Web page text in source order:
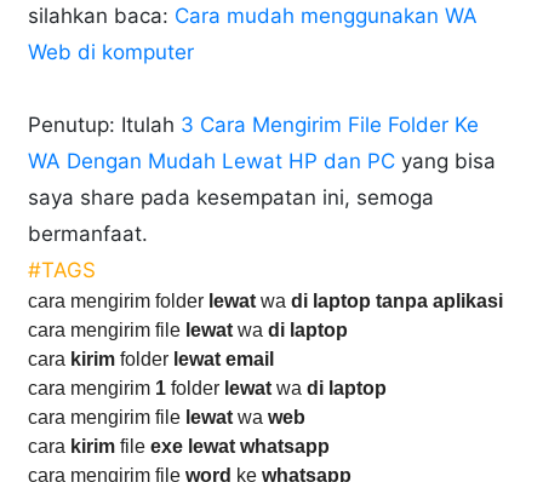
silahkan baca: Cara mudah menggunakan WA
Web di komputer
Penutup: Itulah 3 Cara Mengirim File Folder Ke
WA Dengan Mudah Lewat HP dan PC yang bisa
saya share pada kesempatan ini, semoga
bermanfaat.
#TAGS
cara mengirim folder lewat wa di laptop tanpa aplikasi
cara mengirim file lewat wa di laptop
cara kirim folder lewat email
cara mengirim 1 folder lewat wa di laptop
cara mengirim file lewat wa web
cara kirim file exe lewat whatsapp
cara mengirim file word ke whatsapp